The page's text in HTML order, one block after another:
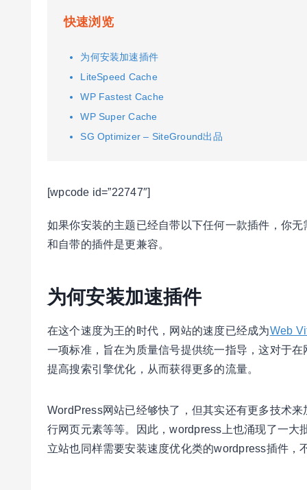
快速浏览
为何安装加速插件
LiteSpeed Cache
WP Fastest Cache
WP Super Cache
SG Optimizer – SiteGround出品
[wpcode id=”22747″]
如果你安装的主题已经自带以下任何一款插件，你
和自带的插件是更兼容。
为何安装加速插件
在这个速度为王的时代，网站的速度已经成为Web
一项标准，旨在为质量信号提供统一指导，这对于
提高搜索引擎优化，从而获得更多的流量。
WordPress网站已经够快了，但其实还有更多技术
行网页元素等等。因此，wordpress上也涌现了一
立站也同样需要安装速度优化类的wordpress插件